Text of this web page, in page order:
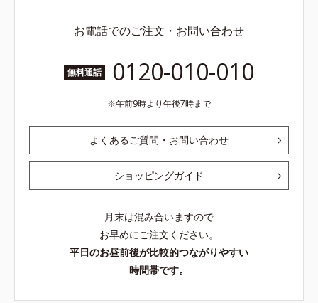
お電話でのご注文・お問い合わせ
無料通話 0120-010-010
午前9時より午後7時まで
よくあるご質問・お問い合わせ
ショッピングガイド
月末は混み合いますので
お早めにご注文ください。
平日のお昼前後が比較的つながりやすい
時間帯です。